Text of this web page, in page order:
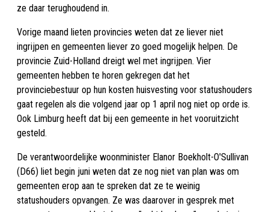
ze daar terughoudend in.
Vorige maand lieten provincies weten dat ze liever niet
ingrijpen en gemeenten liever zo goed mogelijk helpen. De
provincie Zuid-Holland dreigt wel met ingrijpen. Vier
gemeenten hebben te horen gekregen dat het
provinciebestuur op hun kosten huisvesting voor statushouders
gaat regelen als die volgend jaar op 1 april nog niet op orde is.
Ook Limburg heeft dat bij een gemeente in het vooruitzicht
gesteld.
De verantwoordelijke woonminister Elanor Boekholt-O'Sullivan
(D66) liet begin juni weten dat ze nog niet van plan was om
gemeenten erop aan te spreken dat ze te weinig
statushouders opvangen. Ze was daarover in gesprek met